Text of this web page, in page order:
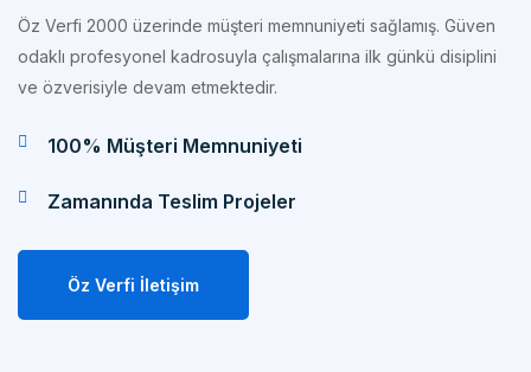
ve özverisiyle devam etmektedir.
100% Müşteri Memnuniyeti
Zamanında Teslim Projeler